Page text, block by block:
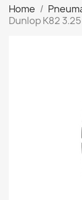
Home
Dunlop K82